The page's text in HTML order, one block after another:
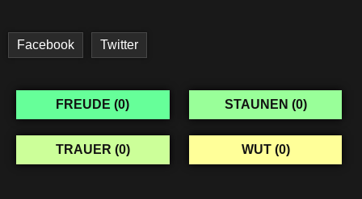
Facebook Twitter
FREUDE (0) STAUNEN (0)
TRAUER (0) WUT (0)